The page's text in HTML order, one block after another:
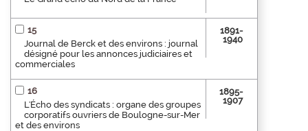
15
Journal de Berck et des environs : journal
désigné pour les annonces judiciaires et
commerciales
1891-
1940
16
L'Écho des syndicats : organe des groupes
corporatifs ouvriers de Boulogne-sur-Mer
et des environs
1895-
1907